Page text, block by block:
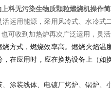
料无污染生物质颗粒燃烧机操作
运用能源，采用风冷式、水冷
可收到加热炉再次广泛运用，灵活
烧方式，燃烧效率高。燃烧火焰温
在应用时，应在换热设备上（如
涂装线体、电镀厂烤炉、锅炉、